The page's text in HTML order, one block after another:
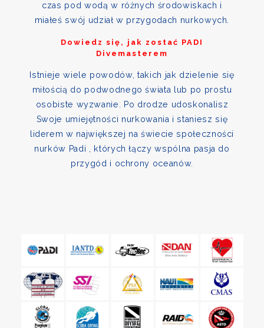
czas pod wodą w różnych środowiskach i
miałeś swój udział w przygodach nurkowych.
Dowiedz się, jak zostać PADI
Divemasterem
Istnieje wiele powodów, takich jak dzielenie się
miłością do podwodnego świata lub po prostu
osobiste wyzwanie. Po drodze udoskonalisz
Swoje umiejętności nurkowania i staniesz się
liderem w największej na świecie społeczności
nurków Padi , których łączy wspólna pasja do
przygód i ochrony oceanów.